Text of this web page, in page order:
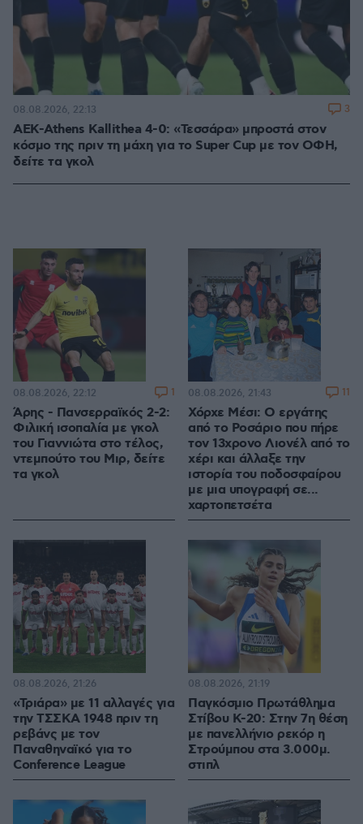
ΑΕΚ-Athens Kallithea 4-0: «Τεσσάρα» μπροστά στον
κόσμο της πριν τη μάχη για το Super Cup με τον ΟΦΗ,
δείτε τα γκολ
08.08.2026, 22:13 3
Άρης - Πανσερραϊκός 2-2:
Φιλική ισοπαλία με γκολ
του Γιαννιώτα στο τέλος,
ντεμπούτο του Μιρ, δείτε
τα γκολ
08.08.2026, 22:12 1
Χόρχε Μέσι: Ο εργάτης
από το Ροσάριο που πήρε
τον 13χρονο Λιονέλ από το
χέρι και άλλαξε την
ιστορία του ποδοσφαίρου
με μια υπογραφή σε...
χαρτοπετσέτα
08.08.2026, 21:43 11
«Τριάρα» με 11 αλλαγές για
την ΤΣΣΚΑ 1948 πριν τη
ρεβάνς με τον
Παναθηναϊκό για το
Conference League
08.08.2026, 21:26
Παγκόσμιο Πρωτάθλημα
Στίβου Κ-20: Στην 7η θέση
με πανελλήνιο ρεκόρ η
Στρούμπου στα 3.000μ.
στιπλ
08.08.2026, 21:19